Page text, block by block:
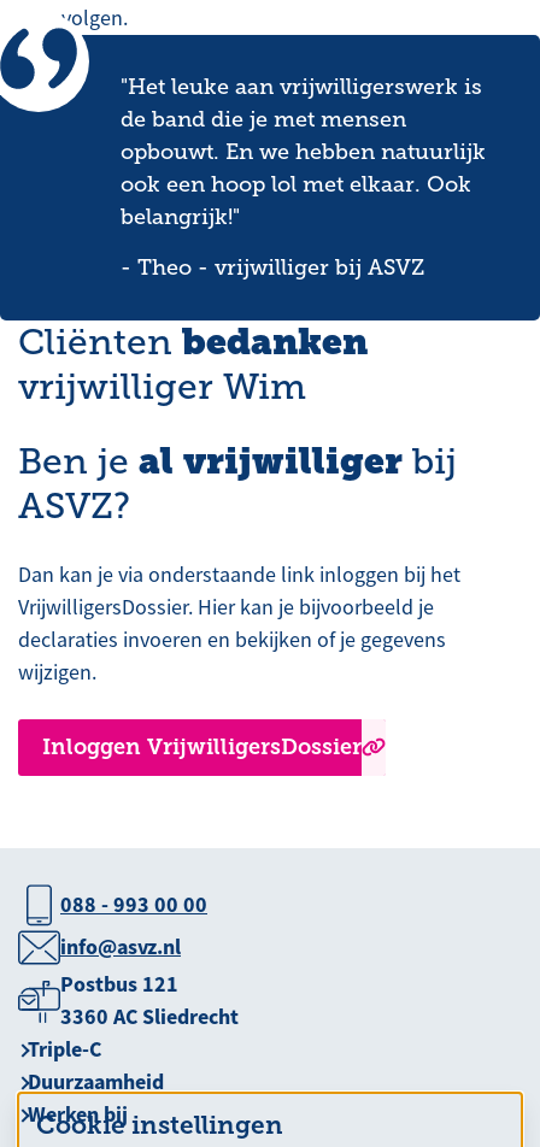
Cookie instellingen
volgen.
"Het leuke aan vrijwilligerswerk is
de band die je met mensen
opbouwt. En we hebben natuurlijk
ook een hoop lol met elkaar. Ook
belangrijk!"
- Theo - vrijwilliger bij ASVZ
Cliënten bedanken
vrijwilliger Wim
Ben je al vrijwilliger bij
ASVZ?
Dan kan je via onderstaande link inloggen bij het
VrijwilligersDossier. Hier kan je bijvoorbeeld je
declaraties invoeren en bekijken of je gegevens
wijzigen.
Inloggen VrijwilligersDossier
088 - 993 00 00
info@asvz.nl
Postbus 121
3360 AC Sliedrecht
Triple-C
Duurzaamheid
Werken bij